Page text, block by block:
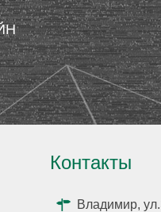
Контакты
Владимир,